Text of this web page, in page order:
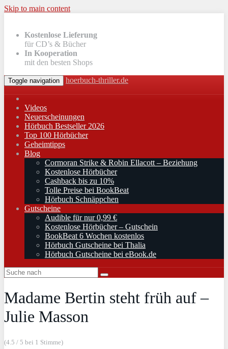
Skip to main content
Kostenlose Lieferung
für CD’s & Bücher
In Kooperation
mit den besten Shops
Toggle navigation hoerbuch-thriller.de
Videos
Neuerscheinungen
Hörbuch Bestseller 2026
Top 100 Hörbücher
Geheimtipps
Blog
Cormoran Strike & Robin Ellacott – Beziehung
Kostenlose Hörbücher
Cashback bis zu 10%
Tolle Preise bei BookBeat
Hörbuch Schnäppchen
Gutscheine
Audible für nur 0,99 €
Kostenlose Hörbücher – Gutschein
BookBeat 6 Wochen kostenlos
Hörbuch Gutscheine bei Thalia
Hörbuch Gutscheine bei eBook.de
Madame Bertin steht früh auf –
Julie Masson
(4.5 / 5 bei 1 Stimme)